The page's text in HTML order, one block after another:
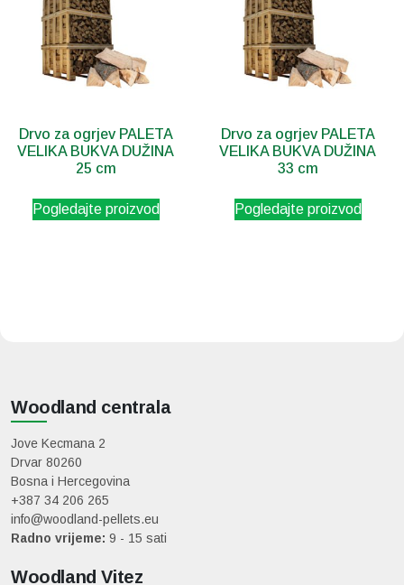
Drvo za ogrjev PALETA
VELIKA BUKVA DUŽINA
25 cm
Pogledajte proizvod
Drvo za ogrjev PALETA
VELIKA BUKVA DUŽINA
33 cm
Pogledajte proizvod
Woodland centrala
Jove Kecmana 2
Drvar 80260
Bosna i Hercegovina
+387 34 206 265
info@woodland-pellets.eu
Radno vrijeme: 9 - 15 sati
Woodland Vitez